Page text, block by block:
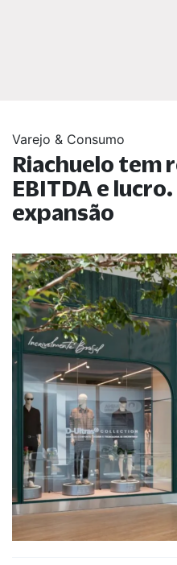
Varejo & Consumo
Riachuelo tem
EBITDA e
expansão